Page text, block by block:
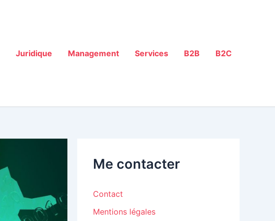
Juridique Management Services B2B B2C
Me contacter
Contact
Mentions légales